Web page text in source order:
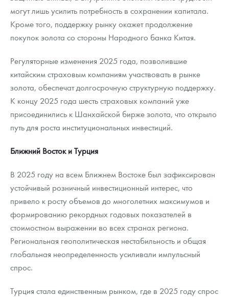
могут лишь усилить потребность в сохранении капитала.
Кроме того, поддержку рынку окажет продолжение
покупок золота со стороны Народного банка Китая.
Регуляторные изменения 2025 года, позволившие
китайским страховым компаниям участвовать в рынке
золота, обеспечат долгосрочную структурную поддержку.
К концу 2025 года шесть страховых компаний уже
присоединились к Шанхайской бирже золота, что открыло
путь для роста институциональных инвестиций.
Ближний Восток и Турция
В 2025 году на всем Ближнем Востоке был зафиксирован
устойчивый розничный инвестиционный интерес, что
привело к росту объемов до многолетних максимумов и
формированию рекордных годовых показателей в
стоимостном выражении во всех странах региона.
Региональная геополитическая нестабильность и общая
глобальная неопределенность усиливали импульсный
спрос.
Турция стала единственным рынком, где в 2025 году спрос